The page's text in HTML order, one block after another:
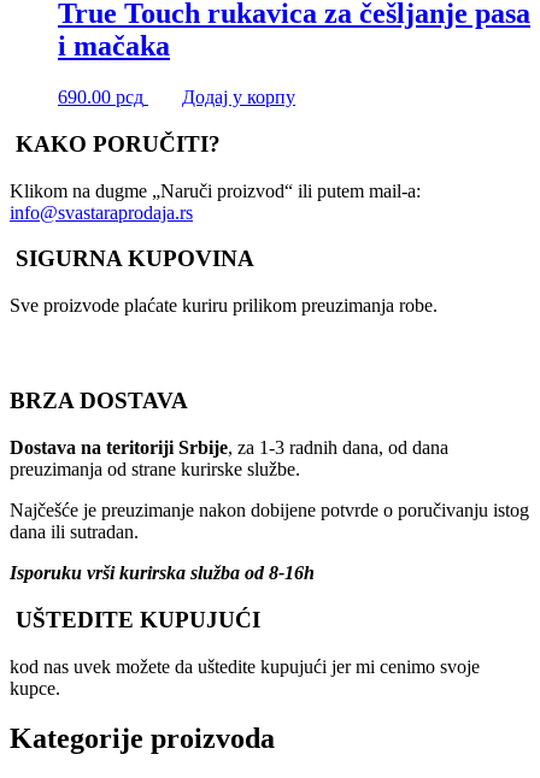
True Touch rukavica za češljanje pasa
i mačaka
690.00 рсд Додај у корпу
KAKO PORUČITI?
Klikom na dugme „Naruči proizvod“ ili putem mail-a:
info@svastaraprodaja.rs
SIGURNA KUPOVINA
Sve proizvode plaćate kuriru prilikom preuzimanja robe.
BRZA DOSTAVA
Dostava na teritoriji Srbije, za 1-3 radnih dana, od dana
preuzimanja od strane kurirske službe.
Najčešće je preuzimanje nakon dobijene potvrde o poručivanju istog
dana ili sutradan.
Isporuku vrši kurirska služba od 8-16h
UŠTEDITE KUPUJUĆI
kod nas uvek možete da uštedite kupujući jer mi cenimo svoje
kupce.
Kategorije proizvoda